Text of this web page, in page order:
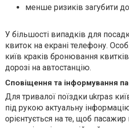
менше ризиків загубити
У більшості випадків для
квиток на екрані телефону.
київ краків бронювання
дорозі на автостанцію.
Сповіщення та інформування
Для тривалої поїздки ukrpas
під рукою актуальну
орієнтується на те, щоб